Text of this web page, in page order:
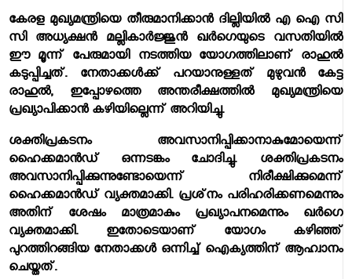
കേരള മുഖ്യമന്ത്രിയെ തീരുമാനിക്കാന്‍ ദില്ലിയില്‍ എ ഐ സി
സി അധ്യക്ഷന്‍ മല്ലികാര്‍ജ്ജുന്‍ ഖര്‍ഗെയുടെ വസതിയില്‍
ഈ മൂന്ന് പേരുമായി നടത്തിയ യോഗത്തിലാണ് രാഹുല്‍
കടുപ്പിച്ചത്. നേതാക്കള്‍ക്ക് പറയാനുള്ളത് മുഴുവന്‍ കേട്ട
രാഹുല്‍, ഇപ്പോഴത്തെ അന്തരീക്ഷത്തില്‍ മുഖ്യമന്ത്രിയെ
പ്രഖ്യാപിക്കാന്‍ കഴിയില്ലെന്ന് അറിയിച്ചു.
ശക്തിപ്രകടനം അവസാനിപ്പിക്കാനാകുമോയെന്ന്
ഹൈക്കമാന്‍ഡ് ഒന്നടങ്കം ചോദിച്ചു. ശക്തിപ്രകടനം
അവസാനിപ്പിക്കുന്നുണ്ടോയെന്ന് നിരീക്ഷിക്കുമെന്ന്
ഹൈക്കമാന്‍ഡ് വ്യക്തമാക്കി. പ്രശ്‌നം പരിഹരിക്കണമെന്നും
അതിന് ശേഷം മാത്രമാകും പ്രഖ്യാപനമെന്നും ഖര്‍ഗെ
വ്യക്തമാക്കി. ഇതോടെയാണ് യോഗം കഴിഞ്ഞ്
പുറത്തിറങ്ങിയ നേതാക്കള്‍ ഒന്നിച്ച് ഐക്യത്തിന് ആഹ്വാനം
ചെയ്തത്.